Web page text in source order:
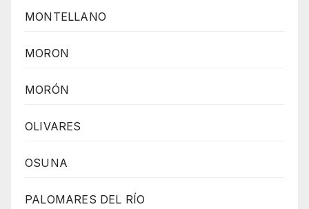
MONTELLANO
MORON
MORÓN
OLIVARES
OSUNA
PALOMARES DEL RÍO